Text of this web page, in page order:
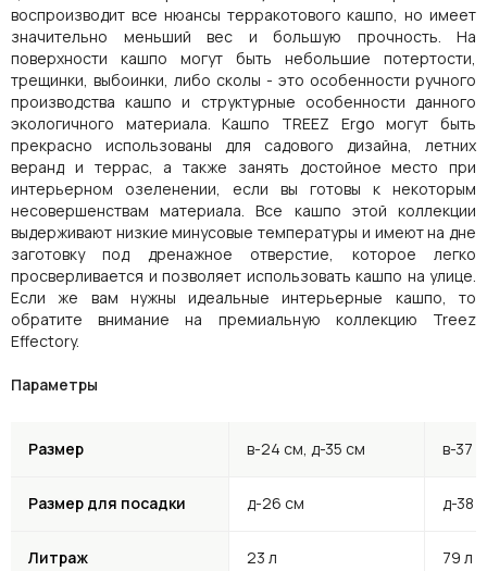
воспроизводит все нюансы терракотового кашпо, но имеет
значительно меньший вес и большую прочность. На
поверхности кашпо могут быть небольшие потертости,
трещинки, выбоинки, либо сколы - это особенности ручного
производства кашпо и структурные особенности данного
экологичного материала. Кашпо TREEZ Ergo могут быть
прекрасно использованы для садового дизайна, летних
веранд и террас, а также занять достойное место при
интерьерном озеленении, если вы готовы к некоторым
несовершенствам материала. Все кашпо этой коллекции
выдерживают низкие минусовые температуры и имеют на дне
заготовку под дренажное отверстие, которое легко
просверливается и позволяет использовать кашпо на улице.
Если же вам нужны идеальные интерьерные кашпо, то
обратите внимание на премиальную коллекцию Treez
Effectory.
Параметры
Размер в-24 см, д-35 см в-37
Размер для посадки д-26 см д-38
Литраж 23 л 79 л